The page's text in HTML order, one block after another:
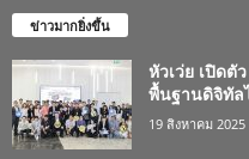
ข่าวมากยิ่งขึ้น
หัวเว่ย เปิดตั
พื้นฐานดิจิทัล
19 สิงหาคม 2025